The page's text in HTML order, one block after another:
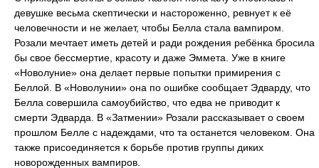
девушке весьма скептически и настороженно, ревнует к её
человечности и не желает, чтобы Белла стала вампиром.
Розали мечтает иметь детей и ради рождения ребёнка бросила
бы свое бессмертие, красоту и даже Эммета. Уже в книге
«Новолуние» она делает первые попытки примирения с
Беллой. В «Новолунии» она по ошибке сообщает Эдварду, что
Белла совершила самоубийство, что едва не приводит к
смерти Эдварда. В «Затмении» Розали рассказывает о своем
прошлом Белле с надеждами, что та останется человеком. Она
также присоединяется к борьбе против группы диких
новорожденных вампиров.